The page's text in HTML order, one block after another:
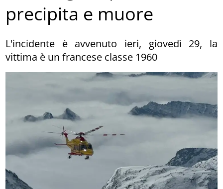
precipita e muore
L'incidente è avvenuto ieri, giovedì 29, la
vittima è un francese classe 1960